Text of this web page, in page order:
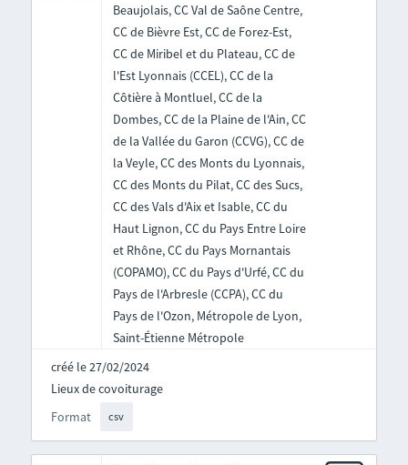
Beaujolais, CC Val de Saône Centre,
CC de Bièvre Est, CC de Forez-Est,
CC de Miribel et du Plateau, CC de
l'Est Lyonnais (CCEL), CC de la
Côtière à Montluel, CC de la
Dombes, CC de la Plaine de l'Ain, CC
de la Vallée du Garon (CCVG), CC de
la Veyle, CC des Monts du Lyonnais,
CC des Monts du Pilat, CC des Sucs,
CC des Vals d'Aix et Isable, CC du
Haut Lignon, CC du Pays Entre Loire
et Rhône, CC du Pays Mornantais
(COPAMO), CC du Pays d'Urfé, CC du
Pays de l'Arbresle (CCPA), CC du
Pays de l'Ozon, Métropole de Lyon,
Saint-Étienne Métropole
créé le 27/02/2024
Format csv
Lieux de covoiturage